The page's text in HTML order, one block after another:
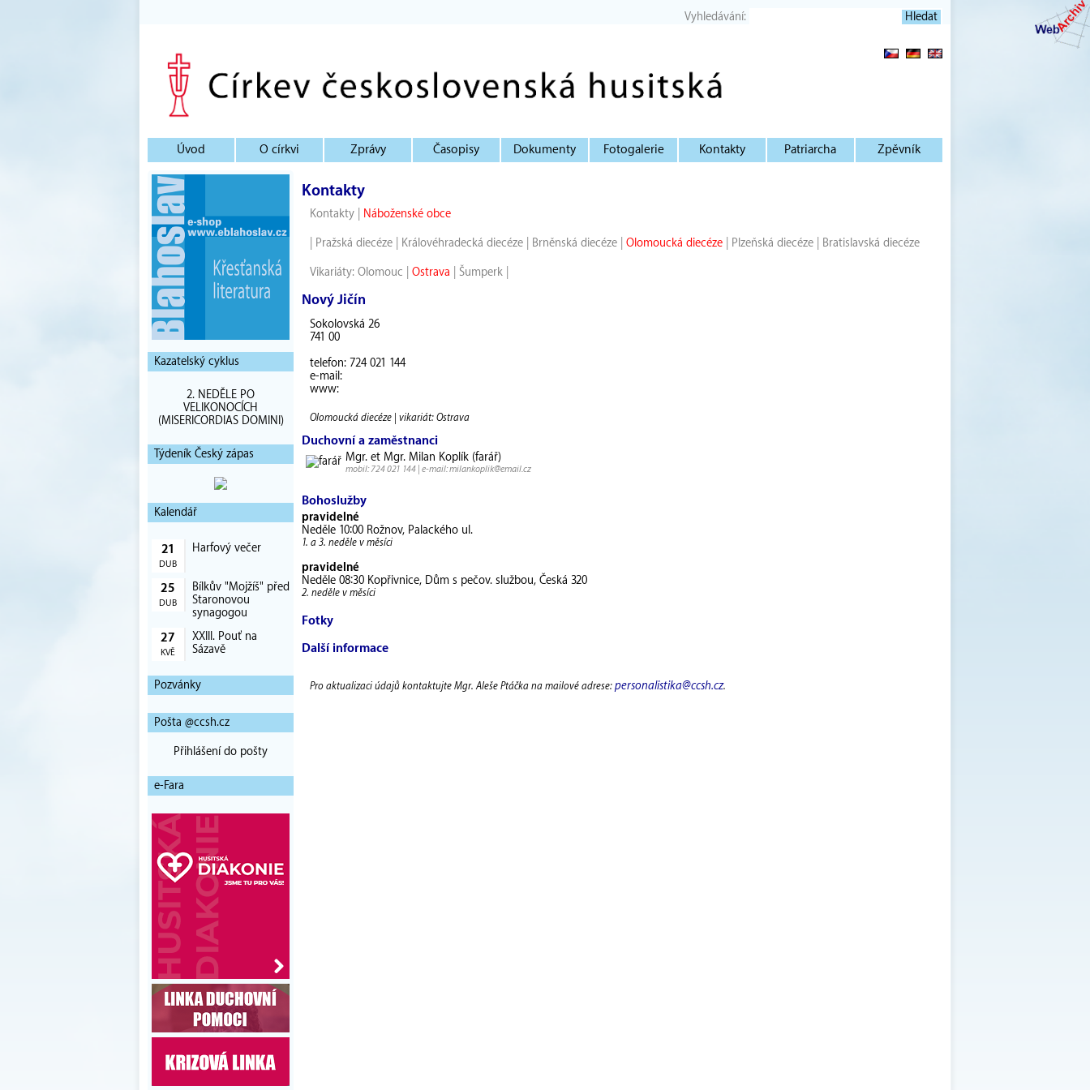
Vyhledávání:
Úvod O církvi Zprávy Časopisy Dokumenty Fotogalerie Kontakty Patriarcha Zpěvník
Kazatelský cyklus
2. NEDĚLE PO
VELIKONOCÍCH
(MISERICORDIAS DOMINI)
Týdeník Český zápas
Kalendář
21
DUB
Harfový večer
25
DUB
Bílkův "Mojžíš" před
Staronovou
synagogou
27
KVĚ
XXIII. Pouť na
Sázavě
Pozvánky
Pošta @ccsh.cz
Přihlášení do pošty
e-Fara
Kontakty
Kontakty Náboženské obce
Pražská diecéze Královéhradecká diecéze Brněnská diecéze Olomoucká diecéze Plzeňská diecéze Bratislavská diecéze
Vikariáty: Olomouc Ostrava Šumperk
Nový Jičín
Sokolovská 26
741 00
telefon: 724 021 144
e-mail:
www:
Olomoucká diecéze | vikariát: Ostrava
Duchovní a zaměstnanci
Mgr. et Mgr. Milan Koplík (farář)
mobil: 724 021 144 | e-mail: milankoplik@email.cz
Bohoslužby
pravidelné
Neděle 10:00 Rožnov, Palackého ul.
1. a 3. neděle v měsíci
pravidelné
Neděle 08:30 Kopřivnice, Dům s pečov. službou, Česká 320
2. neděle v měsíci
Fotky
Další informace
Pro aktualizaci údajů kontaktujte Mgr. Aleše Ptáčka na mailové adrese: personalistika@ccsh.cz.